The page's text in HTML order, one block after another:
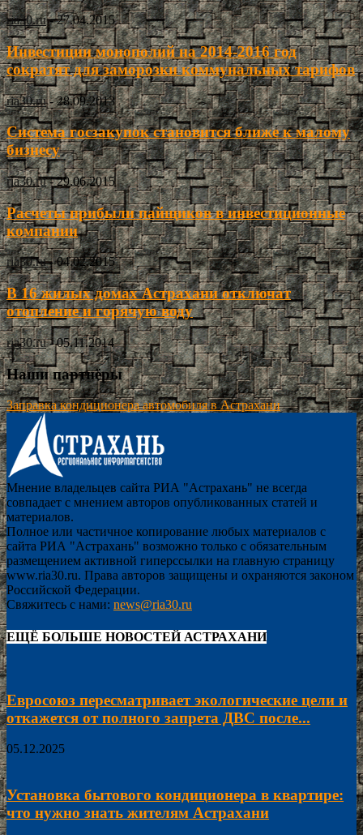
ria30.ru - 27.04.2015
Инвестиции монополий на 2014-2016 год
сократят для заморозки коммунальных тарифов
ria30.ru - 28.09.2013
Система госзакупок становится ближе к малому
бизнесу
ria30.ru - 29.06.2015
Расчеты прибыли пайщиков в инвестиционные
компании
ria30.ru - 04.02.2015
В 16 жилых домах Астрахани отключат
отопление и горячую воду
ria30.ru - 05.11.2014
Наши партнёры
Заправка кондиционера автомобиля в Астрахани
Мнение владельцев сайта РИА "Астрахань" не всегда
совпадает с мнением авторов опубликованных статей и
материалов.
Полное или частичное копирование любых материалов с
сайта РИА "Астрахань" возможно только с обязательным
размещением активной гиперссылки на главную страницу
www.ria30.ru. Права авторов защищены и охраняются законом
Российской Федерации.
Свяжитесь с нами: news@ria30.ru
ЕЩЁ БОЛЬШЕ НОВОСТЕЙ АСТРАХАНИ
Евросоюз пересматривает экологические цели и
откажется от полного запрета ДВС после...
05.12.2025
Установка бытового кондиционера в квартире:
что нужно знать жителям Астрахани